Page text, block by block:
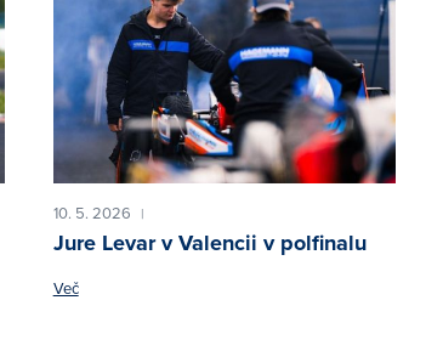
10. 5. 2026 |
Jure Levar v Valencii v polfinalu
Več